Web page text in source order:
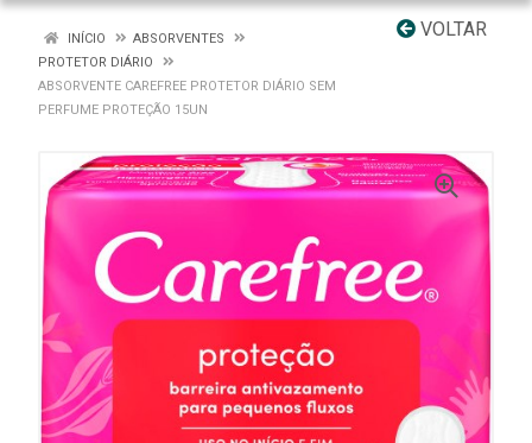
VOLTAR
INÍCIO
ABSORVENTES
PROTETOR DIÁRIO
ABSORVENTE CAREFREE PROTETOR DIÁRIO SEM
PERFUME PROTEÇÃO 15UN